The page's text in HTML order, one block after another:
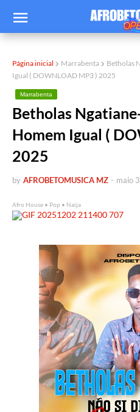
Página inicial Marrabenta
Betholas
Igual ( DOWNLOAD MP3 ) 2025
Marrabenta
Betholas
Homem Igual (
2025
by AFROBETOMUSICA MZ - maio
Afro House • Pop • Naija